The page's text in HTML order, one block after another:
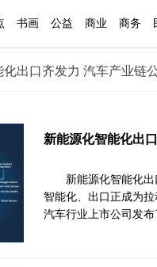
书画 公益 商业 商务
化出口齐发力 汽车产业链
新能源化智能化出
新能源化智能化
智能化、出口正成为
汽车行业上市公司发